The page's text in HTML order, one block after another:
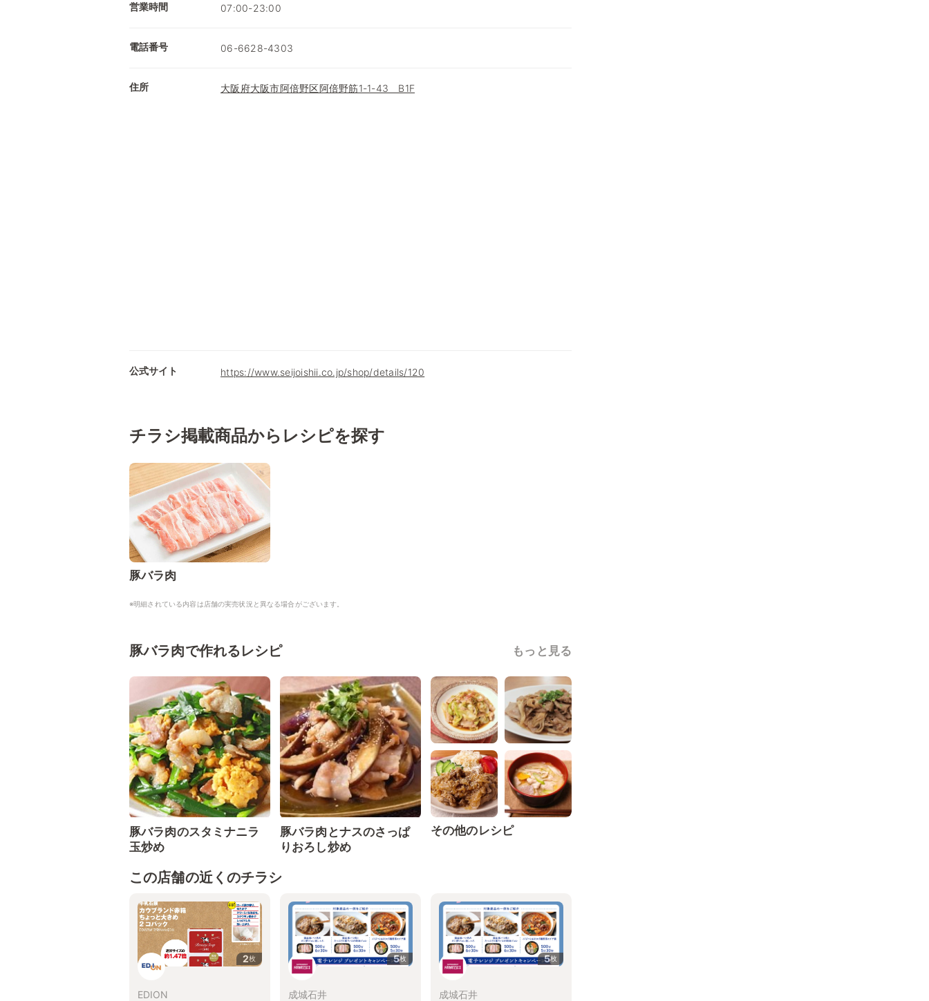
営業時間 07:00-23:00
電話番号 06-6628-4303
住所 大阪府大阪市阿倍野区阿倍野筋1-1-43 B1F
公式サイト https://www.seijoishii.co.jp/shop/details/120
チラシ掲載商品からレシピを探す
豚バラ肉
※明細されている内容は店舗の実売状況と異なる場合がございます。
豚バラ肉で作れるレシピ もっと見る
豚バラ肉のスタミナニラ
玉炒め
豚バラ肉とナスのさっぱ
りおろし炒め
その他のレシピ
この店舗の近くのチラシ
2枚
EDION
5枚
成城石井
5枚
成城石井